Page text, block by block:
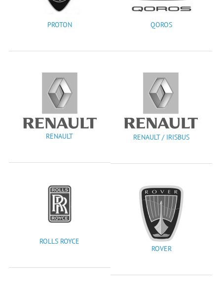
PROTON QOROS
RENAULT RENAULT / IRISBUS
ROLLS ROYCE
ROVER